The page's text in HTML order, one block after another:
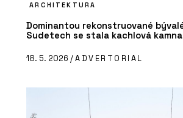
ARCHITEKTURA
Dominantou rekonstruované
Sudetech se stala kachlová kamna
18. 5. 2026 /ADVERTORIAL